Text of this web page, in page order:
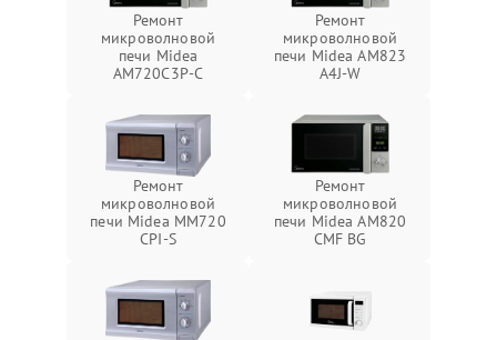
Ремонт
микроволновой
печи Midea
AM720C3P-C
Ремонт
микроволновой
печи Midea AM823
A4J-W
Ремонт
микроволновой
печи Midea MM720
CPI-S
Ремонт
микроволновой
печи Midea AM820
CMF BG